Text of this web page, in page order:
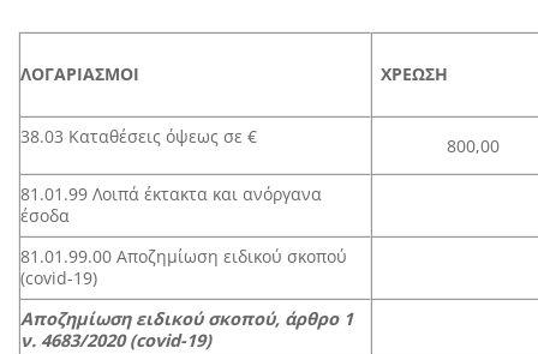
ΛΟΓΑΡΙΑΣΜΟΙ
38.03 Καταθέσεις όψεως σε € 800,00
81.01.99 Λοιπά έκτακτα και ανόργανα
έσοδα
81.01.99.00 Αποζημίωση ειδικού σκοπού
(covid-19)
Αποζημίωση ειδικού σκοπού, άρθρο 1
ν. 4683/2020 (covid-19)